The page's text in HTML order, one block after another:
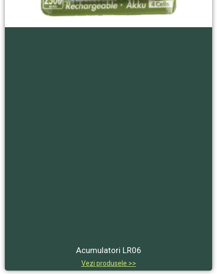
Acumulatori LR06
Vezi produsele >>